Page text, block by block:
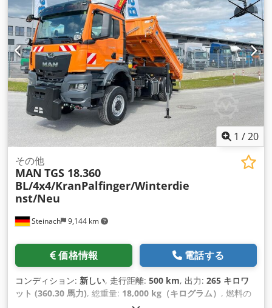
1 /20
Steinach 9,144 km
その他
MAN TGS 18.360
BL/4x4/KranPalfinger/Winterdie
nst/Neu
価格情報 電話する
コンディション: 新しい, 走行距離: 500 km, 出力: 265 キロワ
ット (360.30 馬力), 総重量: 18,000 kg（キログラム） , 燃料の
, アクスル構成: